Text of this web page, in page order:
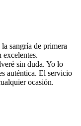
sangría de primera
sin duda. Yo lo
auténtica. El servicio
ocasión.